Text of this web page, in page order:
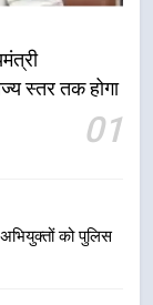
स्तर तक होगा
01
को पुलिस
पर मुख्यमंत्री